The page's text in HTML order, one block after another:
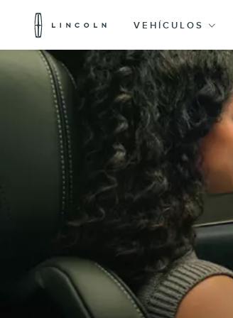
Saltar al contenido
Lincoln
VEHÍCULOS